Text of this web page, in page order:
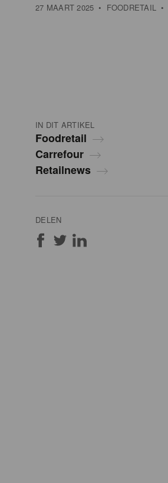
27 MAART 2025 • FOODRETAIL •
IN DIT ARTIKEL
Foodretail
Carrefour
Retailnews
DELEN